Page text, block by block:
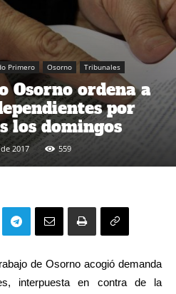
Primero Osorno Tribunales
Osorno ordena a
por
los domingos
2017 559
de Osorno acogió demanda
interpuesta en contra de la